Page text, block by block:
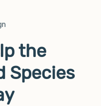
the
Species